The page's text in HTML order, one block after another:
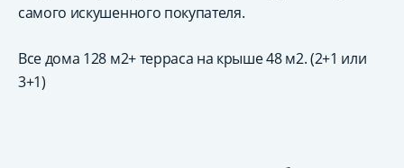
самого искушенного покупателя.
Все дома 128 м2+ терраса на крыше 48 м2. (2+1 или
3+1)